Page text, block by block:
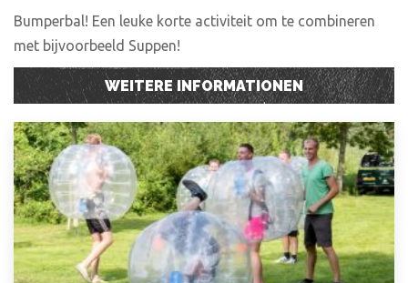
Bumperbal! Een leuke korte activiteit om te combineren
met bijvoorbeeld Suppen!
WEITERE INFORMATIONEN